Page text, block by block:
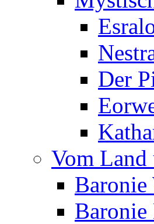
Der
Vom Land
Baronie
Baronie